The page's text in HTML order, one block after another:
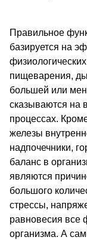
Правильное
базируется на
пищеварения,
большей или
сказываются на
процессах.
железы
надпочечники,
баланс в
являются
большого
стрессы,
равновесия все
организма. А